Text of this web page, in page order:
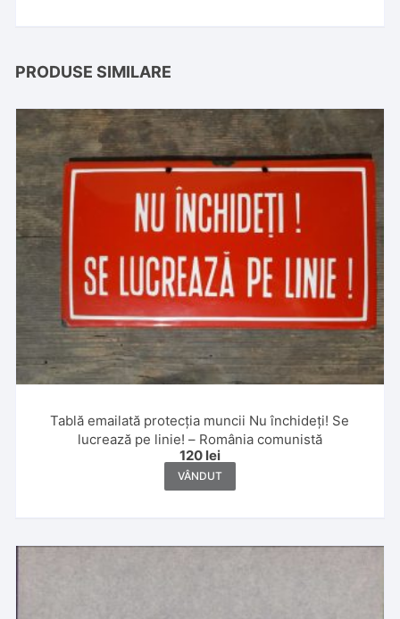
PRODUSE SIMILARE
Tablă emailată protecția muncii Nu închideți! Se
lucrează pe linie! – România comunistă
120 lei
VÂNDUT